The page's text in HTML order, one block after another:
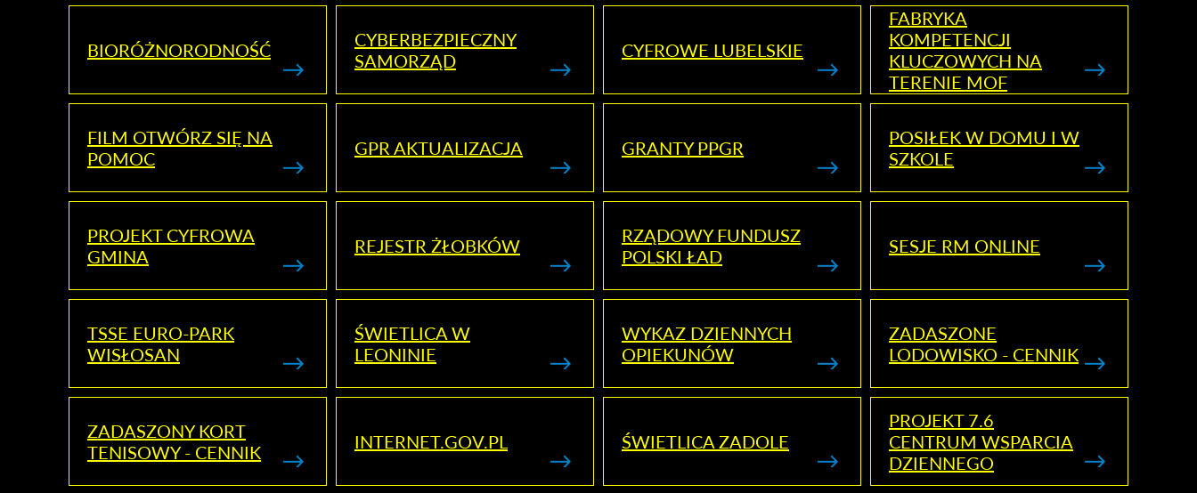
BIORÓŻNORODNOŚĆ
CYBERBEZPIECZNY
SAMORZĄD
CYFROWE LUBELSKIE
FABRYKA
KOMPETENCJI
KLUCZOWYCH NA
TERENIE MOF
FILM OTWÓRZ SIĘ NA
POMOC
GPR AKTUALIZACJA GRANTY PPGR
POSIŁEK W DOMU I W
SZKOLE
PROJEKT CYFROWA
GMINA
REJESTR ŻŁOBKÓW
RZĄDOWY FUNDUSZ
POLSKI ŁAD
SESJE RM ONLINE
TSSE EURO-PARK
WISŁOSAN
ŚWIETLICA W
LEONINIE
WYKAZ DZIENNYCH
OPIEKUNÓW
ZADASZONE
LODOWISKO - CENNIK
ZADASZONY KORT
TENISOWY - CENNIK
INTERNET.GOV.PL ŚWIETLICA ZADOLE
PROJEKT 7.6
CENTRUM WSPARCIA
DZIENNEGO